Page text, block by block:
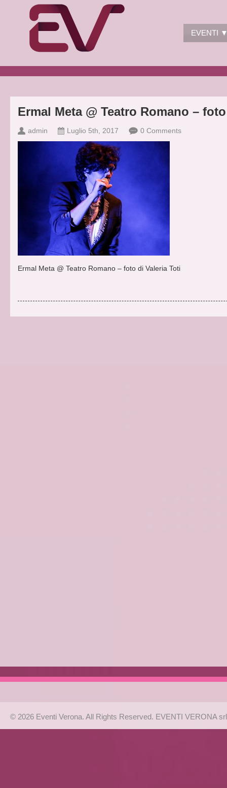
EVENTI
Ermal Meta @ Teatro Romano –
admin Luglio 5th, 2017 0 Comments
Ermal Meta @ Teatro Romano – foto di Valeria Toti
© 2026 Eventi Verona. All Rights Reserved. EVENTI VERONA